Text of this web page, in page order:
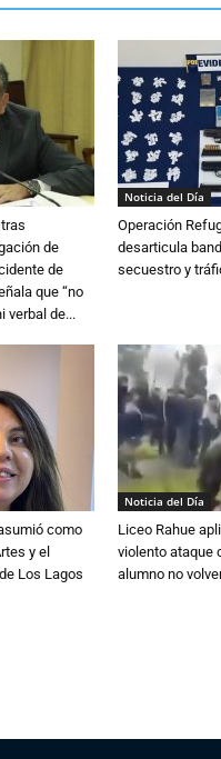
de
de
que “no
verbal de...
Noticia del Día
Operación
desarticula
secuestro y
como
y el
Los Lagos
Noticia del Día
Liceo Rahue
violento ataque
alumno no